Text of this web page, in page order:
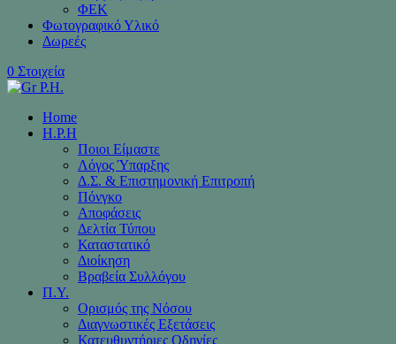
ΦΕΚ
Φωτογραφικό Υλικό
Δωρεές
0 Στοιχεία
Home
H.P.H
Ποιοι Είμαστε
Λόγος Ύπαρξης
Δ.Σ. & Επιστημονική Επιτροπή
Πόνγκο
Αποφάσεις
Δελτία Τύπου
Καταστατικό
Διοίκηση
Βραβεία Συλλόγου
Π.Υ.
Ορισμός της Νόσου
Διαγνωστικές Εξετάσεις
Κατευθυντήριες Οδηγίες